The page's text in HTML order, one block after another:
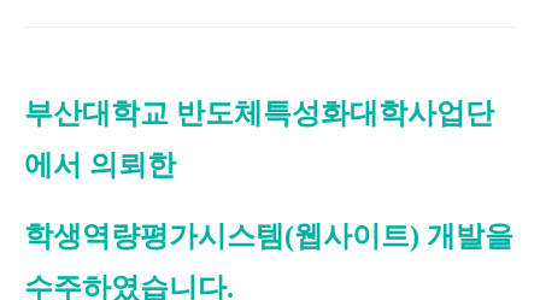
부산대학교 반도체특성화대학사업단
에서 의뢰한
학생역량평가시스템(웹사이트) 개발을
수주하였습니다.